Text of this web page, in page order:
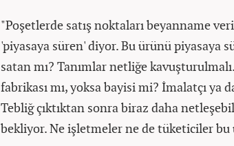
"Poşetlerde satış noktaları beyanname
'piyasaya süren' diyor. Bu ürünü piyasaya
satan mı? Tanımlar netliğe
fabrikası mı, yoksa bayisi mi? İmalatçı ya
Tebliğ çıktıktan sonra biraz daha
bekliyor. Ne işletmeler ne de tüketiciler bu